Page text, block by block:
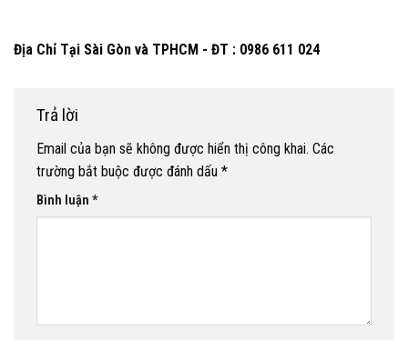
Địa Chỉ Tại Sài Gòn và TPHCM - ĐT : 0986 611 024
Trả lời
Email của bạn sẽ không được hiển thị công khai. Các
trường bắt buộc được đánh dấu *
Bình luận *